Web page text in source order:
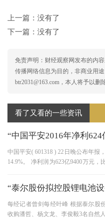
上一篇：没有了
下一篇：没有了
免责声明：财经观察网发布的内
传播网络信息为目的，非商业用
btr2031@163.com，本人将予以删
看了又看的一些资讯
“中国平安2016年净利624
中国平安( 601318 ) 22日晚公布年报
14.9%。 净利润为623亿9400万元
“泰尔股份拟控股锂电池
每经记者曾剑每经叶峰 根据泰尔股
收购潘哲、杨文龙、李俊毅3名自然